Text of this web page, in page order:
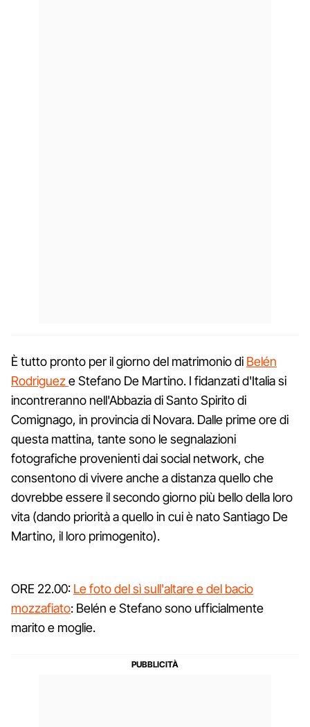
È tutto pronto per il giorno del matrimonio di Belén
Rodrigueze Stefano De Martino. I fidanzati d'Italia si
incontreranno nell'Abbazia di Santo Spirito di
Comignago, in provincia di Novara. Dalle prime ore di
questa mattina, tante sono le segnalazioni
fotografiche provenienti dai social network, che
consentono di vivere anche a distanza quello che
dovrebbe essere il secondo giorno più bello della loro
vita (dando priorità a quello in cui è nato Santiago De
Martino, il loro primogenito).
ORE 22.00: Le foto del sì sull'altare e del bacio
mozzafiato: Belén e Stefano sono ufficialmente
marito e moglie.